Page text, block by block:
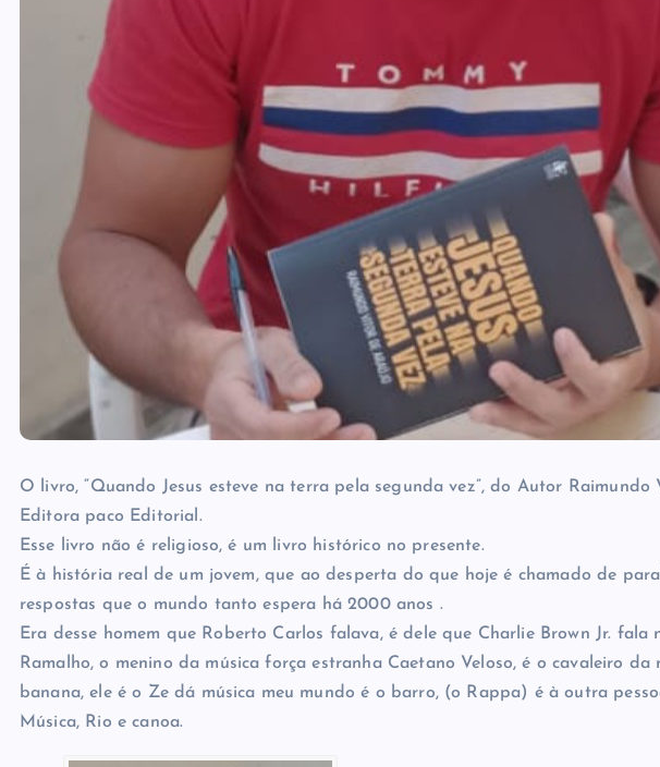
O livro, “Quando Jesus esteve na terra pela segunda vez”, do Autor
Editora paco Editorial.
Esse livro não é religioso, é um livro histórico no presente.
É à história real de um jovem, que ao desperta do que hoje é chamado de
respostas que o mundo tanto espera há 2000 anos .
Era desse homem que Roberto Carlos falava, é dele que Charlie Brown Jr.
Ramalho, o menino da música força estranha Caetano Veloso, é o cavaleiro
banana, ele é o Ze dá música meu mundo é o barro, (o Rappa) é à outra
Música, Rio e canoa.